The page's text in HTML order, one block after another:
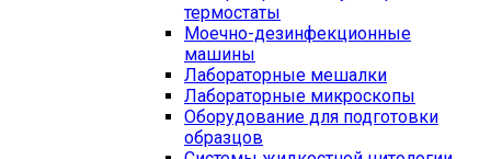
термостаты
Моечно-дезинфекционные
машины
Лабораторные мешалки
Лабораторные микроскопы
Оборудование для подготовки
образцов